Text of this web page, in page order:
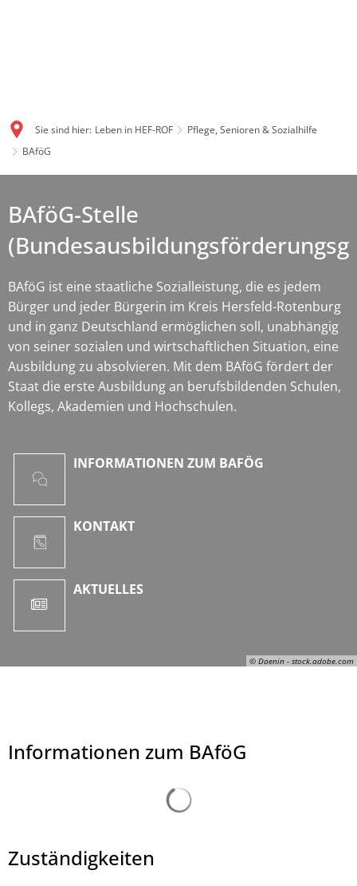
Sie sind hier: Leben in HEF-ROF
Pflege, Senioren & Sozialhilfe
BAföG
© Daenin - stock.adobe.com
BAföG-Stelle
BAföG ist eine staatliche Sozialleistung, die es jedem
Bürger und jeder Bürgerin im Kreis Hersfeld-Rotenburg
und in ganz Deutschland ermöglichen soll, unabhängig
von seiner sozialen und wirtschaftlichen Situation, eine
Ausbildung zu absolvieren. Mit dem BAföG fördert der
Staat die erste Ausbildung an berufsbildenden Schulen,
Kollegs, Akademien und Hochschulen.
INFORMATIONEN ZUM BAFÖG
KONTAKT
AKTUELLES
Informationen zum BAföG
Zuständigkeiten